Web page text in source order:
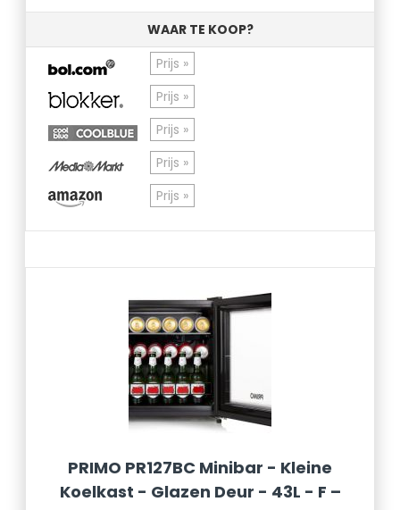
WAAR TE KOOP?
Prijs »
Prijs »
Prijs »
Prijs »
Prijs »
PRIMO PR127BC Minibar - Kleine
Koelkast - Glazen Deur - 43L - F –